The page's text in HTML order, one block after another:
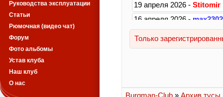
Burgman-Club » Архив тусы
Руководства эксплуатации
Статьи
Рюмочная (видео чат)
Форум
Фото альбомы
Устав клуба
Наш клуб
О нас